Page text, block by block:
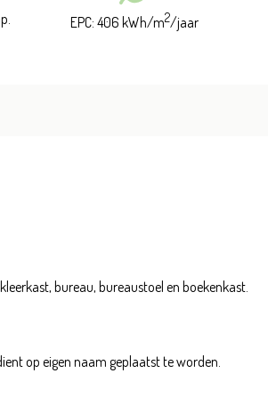
EPC: 406 kWh/m2/jaar
bureau, bureaustoel en boekenkast.
op eigen naam geplaatst te worden.